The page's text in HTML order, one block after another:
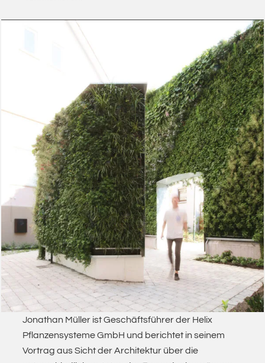
Jonathan Müller ist Geschäftsführer der Helix
Pflanzensysteme GmbH und berichtet in seinem
Vortrag aus Sicht der Architektur über die